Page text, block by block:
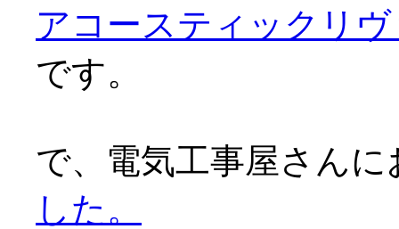
アコースティックリ
です。
で、電気工事屋さん
した。